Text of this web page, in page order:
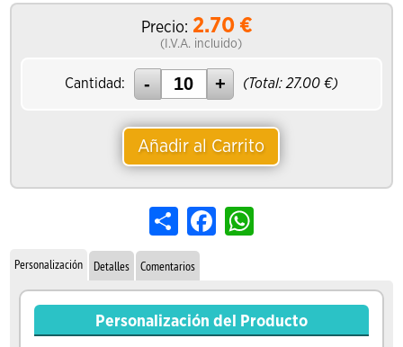
Precio: 2.70€
(I.V.A. incluido)
Cantidad: (Total:27.00€)
Añadir al Carrito
Share FacebookWhatsApp
Personalización Detalles Comentarios
Personalización del Producto